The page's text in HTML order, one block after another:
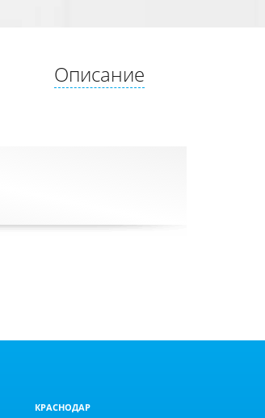
Описание
КРАСНОДАР